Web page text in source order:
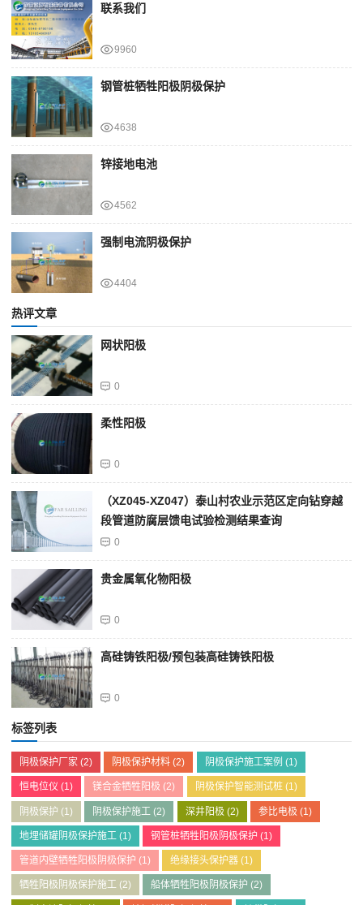
联系我们
9960
钢管桩牺牲阳极阴极保护
4638
锌接地电池
4562
强制电流阴极保护
4404
热评文章
网状阳极
0
柔性阳极
0
（XZ045-XZ047）泰山村农业示范区定向钻穿越
段管道防腐层馈电试验检测结果查询
0
贵金属氧化物阳极
0
高硅铸铁阳极/预包装高硅铸铁阳极
0
标签列表
阴极保护厂家 (2) 阴极保护材料 (2) 阴极保护施工案例 (1)
恒电位仪 (1) 镁合金牺牲阳极 (2) 阴极保护智能测试桩(1)
阴极保护 (1) 阴极保护施工 (2) 深井阳极 (2) 参比电极 (1)
地埋储罐阴极保护施工 (1) 钢管桩牺牲阳极阴极保护 (1)
管道内壁牺牲阳极阴极保护 (1) 绝缘接头保护器 (1)
牺牲阳极阴极保护施工 (2) 船体牺牲阳极阴极保护 (2)